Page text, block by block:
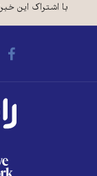
با اشتراک این